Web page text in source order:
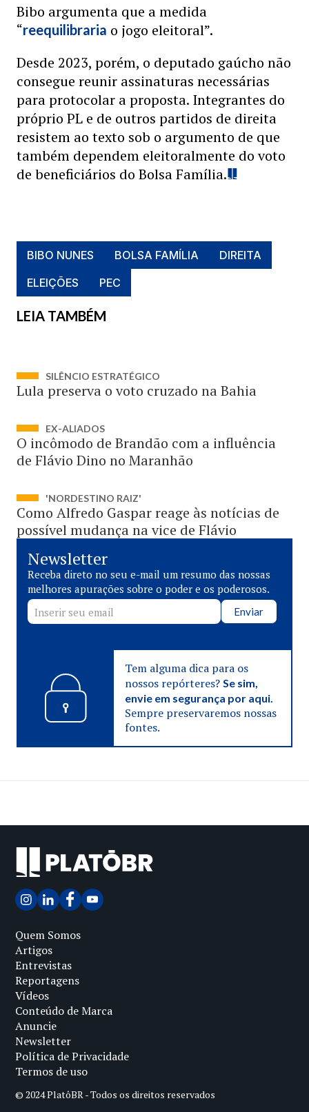
Bibo argumenta que a medida
“reequilibraria o jogo eleitoral”.
Desde 2023, porém, o deputado gaúcho não
consegue reunir assinaturas necessárias
para protocolar a proposta. Integrantes do
próprio PL e de outros partidos de direita
resistem ao texto sob o argumento de que
também dependem eleitoralmente do voto
de beneficiários do Bolsa Família.
BIBO NUNES BOLSA FAMÍLIA
DIREITA
ELEIÇÕES
PEC
LEIA TAMBÉM
SILÊNCIO ESTRATÉGICO
Lula preserva o voto cruzado na Bahia
EX-ALIADOS
O incômodo de Brandão com a influência
de Flávio Dino no Maranhão
'NORDESTINO RAIZ'
Como Alfredo Gaspar reage às notícias de
possível mudança na vice de Flávio
Newsletter
Receba direto no seu e-mail um resumo das nossas
melhores apurações sobre o poder e os poderosos.
Enviar
Tem alguma dica para os
nossos repórteres? Se sim,
envie em segurança por aqui.
Sempre preservaremos nossas
fontes.
© 2024 PlatôBR - Todos os direitos reservados
Quem Somos
Artigos
Entrevistas
Reportagens
Vídeos
Conteúdo de Marca
Anuncie
Newsletter
Política de Privacidade
Termos de uso